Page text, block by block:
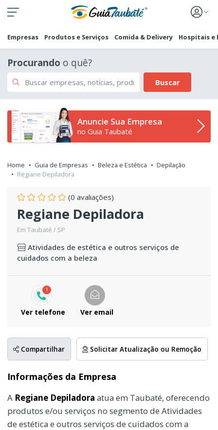
Empresas Produtos e Serviços Comida & Delivery Hospitais e
Procurando o quê?
Buscar
Anuncie Sua Empresa
no Guia Taubaté
Home Guia de Empresas Beleza e Estética
Depilação
Regiane Depiladora
(0 avaliações)
Regiane Depiladora
Em Taubaté / SP
Atividades de estética e outros serviços de
cuidados com a beleza
1
Ver telefone Ver email
Compartilhar Solicitar Atualização ou Remoção
Informações da Empresa
A Regiane Depiladora atua em Taubaté, oferecendo
produtos e/ou serviços no segmento de Atividades
de estética e outros serviços de cuidados com a